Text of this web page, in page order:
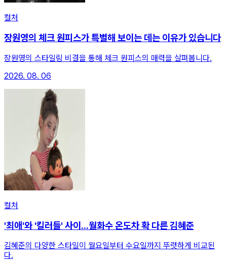
컬처
장원영의 체크 원피스가 특별해 보이는 데는 이유가 있습니다
장원영의 스타일링 비결을 통해 체크 원피스의 매력을 살펴봅니다.
2026. 08. 06
컬처
'최애'와 '킬러들' 사이...월화수 온도차 확 다른 김혜준
김혜준의 다양한 스타일이 월요일부터 수요일까지 뚜렷하게 비교된
다.